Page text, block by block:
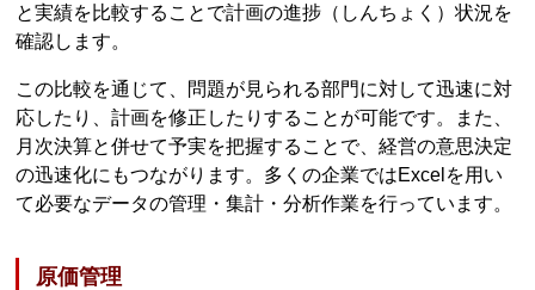
と実績を比較することで計画の進捗（しんちょく）状況を
確認します。
この比較を通じて、問題が見られる部門に対して迅速に対
応したり、計画を修正したりすることが可能です。また、
月次決算と併せて予実を把握することで、経営の意思決定
の迅速化にもつながります。多くの企業ではExcelを用い
て必要なデータの管理・集計・分析作業を行っています。
原価管理